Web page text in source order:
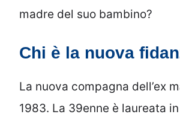
madre del suo bambino?
Chi è la nuova
La nuova compagna dell’ex
1983. La 39enne è laureata